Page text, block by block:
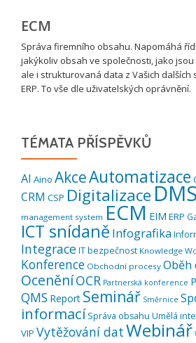
ECM
Správa firemního obsahu. Napomáhá
jakýkoliv obsah ve společnosti, jako
ale i strukturovaná data z Vašich dalších
ERP. To vše dle uživatelských oprávnění.
TÉMATA PŘÍSPĚVKŮ
AI Aino AkceAutomatizace
CRM CSP Digitalizace DMS
management system ECM EIM ERP
ICT snídaně Infografika
IntegraceIT bezpečnost Knowledge
Konference Obchodní procesy
OceněníOCR Partnerská konference
QMS Report Seminář Směrnice
informací Správa obsahu Umělá
VIP Vytěžování datWebinář